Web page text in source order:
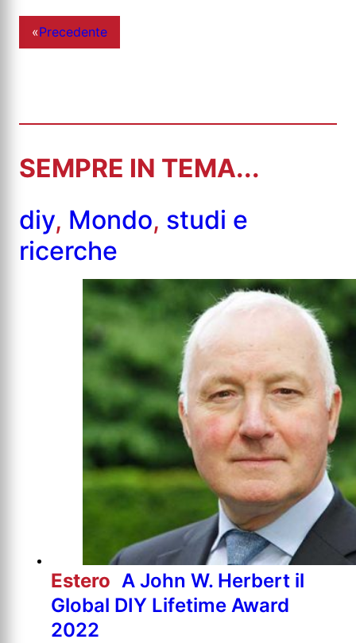
«Precedente
SEMPRE IN TEMA...
diy, Mondo, studi e
ricerche
Estero A John W. Herbert il
Global DIY Lifetime Award
2022